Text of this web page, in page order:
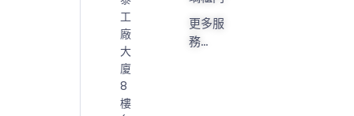
工
廠
大
廈
8
樓
更多服
務...